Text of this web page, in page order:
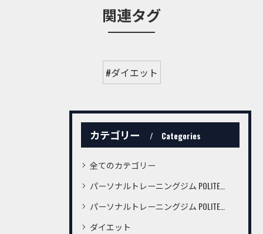
関連タグ
#ダイエット
カテゴリー Categories
全てのカテゴリー
パーソナルトレーニングジム POLITE桜町店
パーソナルトレーニングジム POLITE鍛冶屋町店
ダイエット